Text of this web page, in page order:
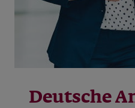
Deutsche